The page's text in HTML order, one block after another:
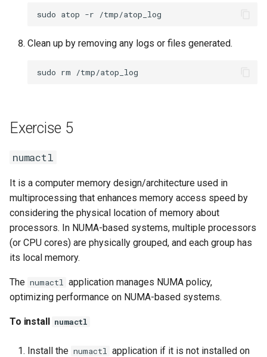
sudo atop -r /tmp/atop_log
Clean up by removing any logs or files generated.
sudo rm
Exercise 5
numactl
It is a computer memory design/architecture used in
multiprocessing that enhances memory access speed by
considering the physical location of memory about
processors. In NUMA-based systems, multiple processors
(or CPU cores) are physically grouped, and each group has
its local memory.
The numactl application manages NUMA policy,
optimizing performance on NUMA-based systems.
To install numactl
Install the numactl application if it is not installed on